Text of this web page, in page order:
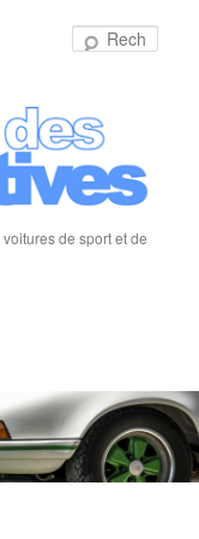
de sport et de